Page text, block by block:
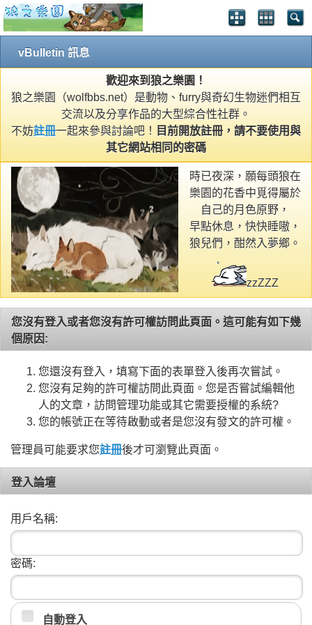
vBulletin 訊息
歡迎來到狼之樂園！
狼之樂園（wolfbbs.net）是動物、furry與奇幻生物迷們相互
交流以及分享作品的大型綜合性社群。
不妨註冊一起來參與討論吧！
目前開放註冊，請不要使用與
其它網站相同的密碼
時已夜深，願每頭狼在
樂園的花香中覓得屬於
自己的月色原野，
早點休息，快快睡嗷，
狼兒們，酣然入夢鄉。
zzZZZ
您沒有登入或者您沒有許可權訪問此頁面。這可能有如下幾
個原因:
您還沒有登入，填寫下面的表單登入後再次嘗試。
您沒有足夠的許可權訪問此頁面。您是否嘗試編輯他
人的文章，訪問管理功能或其它需要授權的系統?
您的帳號正在等待啟動或者是您沒有發文的許可權。
管理員可能要求您註冊後才可瀏覽此頁面。
登入論壇
用戶名稱:
密碼:
自動登入